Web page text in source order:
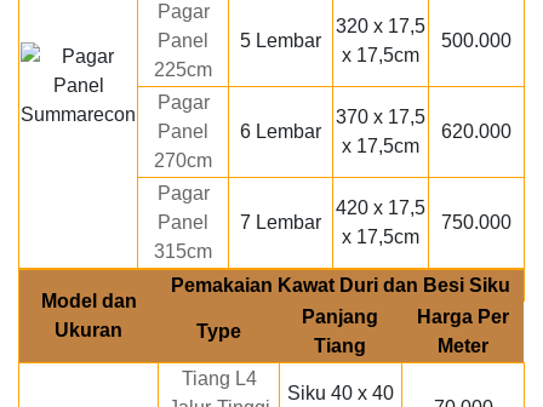
Pagar
Panel
225cm
5 Lembar
320 x 17,5
x 17,5cm
500.000
Pagar
Panel
270cm
6 Lembar
370 x 17,5
x 17,5cm
620.000
Pagar
Panel
315cm
7 Lembar
420 x 17,5
x 17,5cm
750.000
Model dan
Ukuran
Pemakaian Kawat Duri dan Besi Siku
Type
Panjang
Tiang
Harga Per
Meter
Tiang L4
Siku 40 x 40